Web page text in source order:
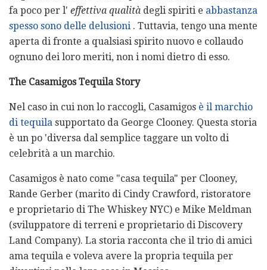
fa poco per l' effettiva qualità degli spiriti e abbastanza
spesso sono delle delusioni . Tuttavia, tengo una mente
aperta di fronte a qualsiasi spirito nuovo e collaudo
ognuno dei loro meriti, non i nomi dietro di esso.
The Casamigos Tequila Story
Nel caso in cui non lo raccogli, Casamigos è il marchio
di tequila supportato da George Clooney. Questa storia
è un po 'diversa dal semplice taggare un volto di
celebrità a un marchio.
Casamigos è nato come "casa tequila" per Clooney,
Rande Gerber (marito di Cindy Crawford, ristoratore
e proprietario di The Whiskey NYC) e Mike Meldman
(sviluppatore di terreni e proprietario di Discovery
Land Company). La storia racconta che il trio di amici
ama tequila e voleva avere la propria tequila per